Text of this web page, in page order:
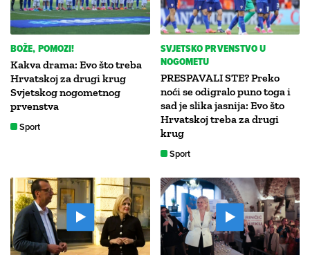
BOŽE, POMOZI!
Kakva drama: Evo što treba
Hrvatskoj za drugi krug
Svjetskog nogometnog
prvenstva
Sport
SVJETSKO PRVENSTVO U
NOGOMETU
PRESPAVALI STE? Preko
noći se odigralo puno toga i
sad je slika jasnija: Evo što
Hrvatskoj treba za drugi
krug
Sport